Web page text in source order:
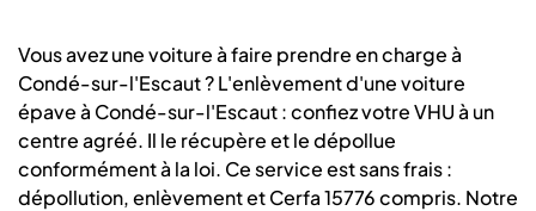
Vous avez une voiture à faire prendre en charge à
Condé-sur-l'Escaut ? L'enlèvement d'une voiture
épave à Condé-sur-l'Escaut : confiez votre VHU à un
centre agréé. Il le récupère et le dépollue
conformément à la loi. Ce service est sans frais :
dépollution, enlèvement et Cerfa 15776 compris. Notre